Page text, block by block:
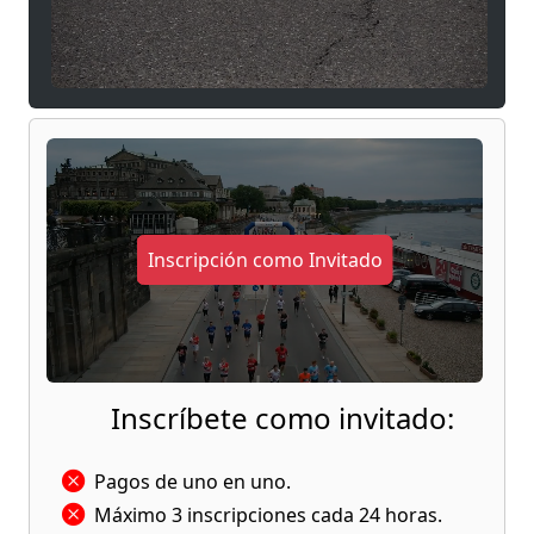
Una cita imprescindible para debutantes,
triatletas y nadadores experimentados que
quieran disfrutar de uno de los escenarios más
espectaculares del litoral murciano. ¡Nos vemos
en el agua!
Inscripción como Invitado
Inscríbete como invitado:
Pagos de uno en uno.
Máximo 3 inscripciones cada 24 horas.